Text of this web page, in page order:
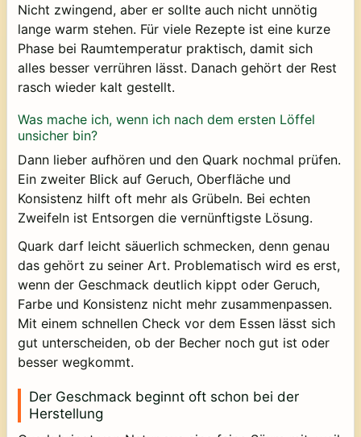
Nicht zwingend, aber er sollte auch nicht unnötig
lange warm stehen. Für viele Rezepte ist eine kurze
Phase bei Raumtemperatur praktisch, damit sich
alles besser verrühren lässt. Danach gehört der Rest
rasch wieder kalt gestellt.
Was mache ich, wenn ich nach dem ersten Löffel
unsicher bin?
Dann lieber aufhören und den Quark nochmal prüfen.
Ein zweiter Blick auf Geruch, Oberfläche und
Konsistenz hilft oft mehr als Grübeln. Bei echten
Zweifeln ist Entsorgen die vernünftigste Lösung.
Quark darf leicht säuerlich schmecken, denn genau
das gehört zu seiner Art. Problematisch wird es erst,
wenn der Geschmack deutlich kippt oder Geruch,
Farbe und Konsistenz nicht mehr zusammenpassen.
Mit einem schnellen Check vor dem Essen lässt sich
gut unterscheiden, ob der Becher noch gut ist oder
besser wegkommt.
Der Geschmack beginnt oft schon bei der
Herstellung